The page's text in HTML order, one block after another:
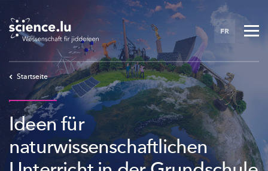
to
main
content
FR
Startseite
Ideen für
naturwissenschaftlichen